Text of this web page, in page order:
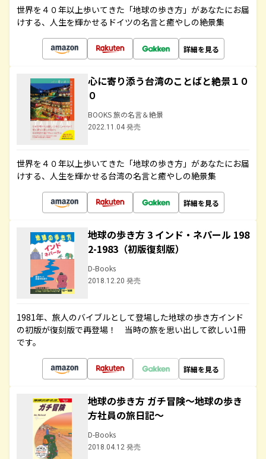
世界を４０年以上歩いてきた「地球の歩き方」があなたにお届
けする、人生を輝かせるドイツの名言と癒やしの絶景集
詳細を見る
心に寄り添う台湾のことばと絶景１０
０
BOOKS 旅の名言＆絶景
2022.11.04 発売
世界を４０年以上歩いてきた「地球の歩き方」があなたにお届
けする、人生を輝かせる台湾の名言と癒やしの絶景集
詳細を見る
地球の歩き方 3 インド・ネパール 198
2-1983（初版復刻版）
D-Books
2018.12.20 発売
1981年、旅人のバイブルとして登場した地球の歩き方インド
の初版が復刻版で再登場！ 当時の旅を思い出して欲しい1冊
です。
詳細を見る
地球の歩き方 ガチ冒険～地球の歩き
方社員の旅日記～
D-Books
2018.04.12 発売